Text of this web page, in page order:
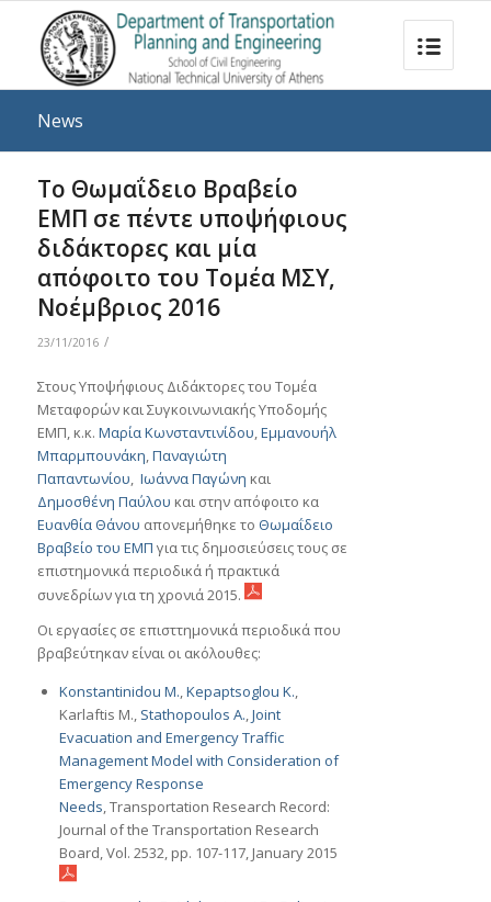
News
Το Θωμαΐδειο Βραβείο
ΕΜΠ σε πέντε υποψήφιους
διδάκτορες και μία
απόφοιτο του Τομέα ΜΣΥ,
Νοέμβριος 2016
23/11/2016 /
Στους Υποψήφιους Διδάκτορες του Τομέα
Μεταφορών και Συγκοινωνιακής Υποδομής
ΕΜΠ, κ.κ. Μαρία Κωνσταντινίδου,Εμμανουήλ
Μπαρμπουνάκη,Παναγιώτη
Παπαντωνίου, Ιωάννα Παγώνη και
Δημοσθένη Παύλου και στην απόφοιτο κα
Ευανθία Θάνου απονεμήθηκε το Θωμαΐδειο
Βραβείο του ΕΜΠ για τις δημοσιεύσεις τους σε
επιστημονικά περιοδικά ή πρακτικά
συνεδρίων για τη χρονιά 2015.
Οι εργασίες σε επισττημονικά περιοδικά που
βραβεύτηκαν είναι οι ακόλουθες:
Konstantinidou M.,Kepaptsoglou Κ.,
Karlaftis Μ., Stathopoulos Α.,Joint
Evacuation and Emergency Traffic
Management Model with Consideration of
Emergency Response
Needs, Transportation Research Record:
Journal of the Transportation Research
Board, Vol. 2532, pp. 107-117, January 2015